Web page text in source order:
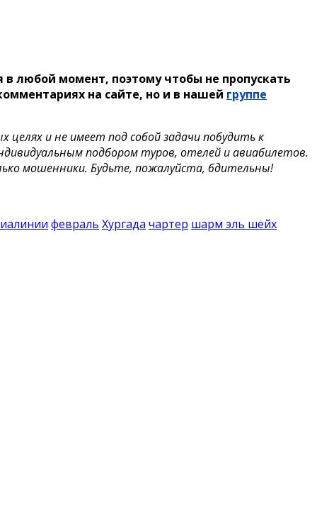
любой момент, поэтому чтобы не пропускать
на сайте, но и в нашей группе
и не имеет под собой задачи побудить к
подбором туров, отелей и авиабилетов.
мошенники. Будьте, пожалуйста, бдительны!
февраль Хургада чартер шарм эль шейх